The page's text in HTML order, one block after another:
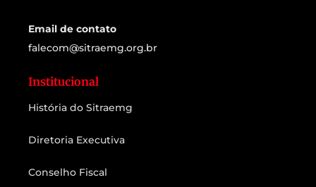
Email de contato
falecom@sitraemg.org.br
Institucional
História do Sitraemg
Diretoria Executiva
Conselho Fiscal